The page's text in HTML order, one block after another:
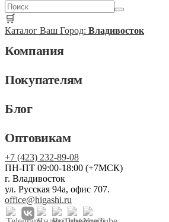
🛒
Каталог Ваш Город: Владивосток
Компания
Покупателям
Блог
Оптовикам
+7 (423) 232-89-08
ПН-ПТ 09:00-18:00 (+7МСК)
г. Владивосток
ул. Русская 94а, офис 707.
office@higashi.ru